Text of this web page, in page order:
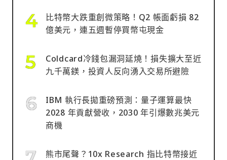
比特幣大跌重創微策略！Q2 帳面虧損 82
億美元，連五週暫停買幣屯現金
Coldcard冷錢包漏洞延燒！損失擴大至近
九千萬鎂，投資人反向湧入交易所避險
IBM 執行長拋重磅預測：量子運算最快
2028 年貢獻營收，2030 年引爆數兆美元
商機
熊市尾聲？10x Research 指比特幣接近